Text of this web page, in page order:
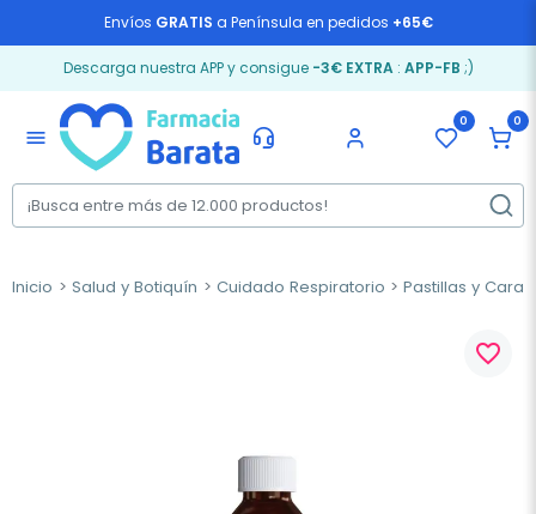
Envíos GRATIS a Península en pedidos +65€
Descarga nuestra APP y consigue -3€ EXTRA: APP-FB ;)
menu
0 0
Inicio Salud y Botiquín Cuidado Respiratorio Pastillas y
favorite_border